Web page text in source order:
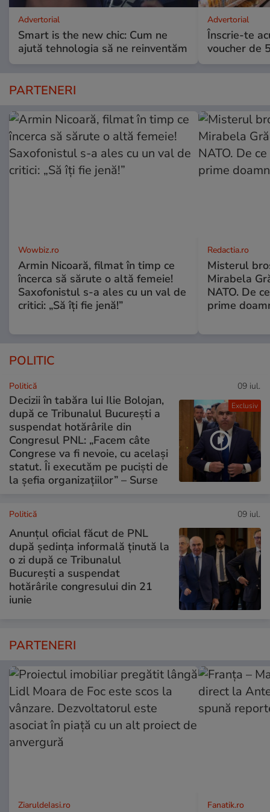
Advertorial
Smart is the new chic: Cum ne
ajută tehnologia să ne reinventăm
Advertorial
Înscrie-te
voucher de
PARTENERI
Wowbiz.ro
Armin Nicoară, filmat în timp ce
încerca să sărute o altă femeie!
Saxofonistul s-a ales cu un val de
critici: „Să îți fie jenă!”
Redactia.ro
Misterul
Mirabela
NATO. De
prime
POLITIC
Exclusiv
Politică 09 iul.
Decizii în tabăra lui Ilie Bolojan,
după ce Tribunalul București a
suspendat hotărârile din
Congresul PNL: „Facem câte
Congrese va fi nevoie, cu același
statut. Îi executăm pe puciști de
la șefia organizațiilor” – Surse
Politică 09 iul.
Anunțul oficial făcut de PNL
după ședința informală ținută la
o zi după ce Tribunalul
București a suspendat
hotărârile congresului din 21
iunie
PARTENERI
ZiaruldeIasi.ro Fanatik.ro